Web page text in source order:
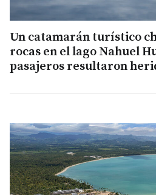
Un catamarán turístico
rocas en el lago Nahuel
pasajeros resultaron